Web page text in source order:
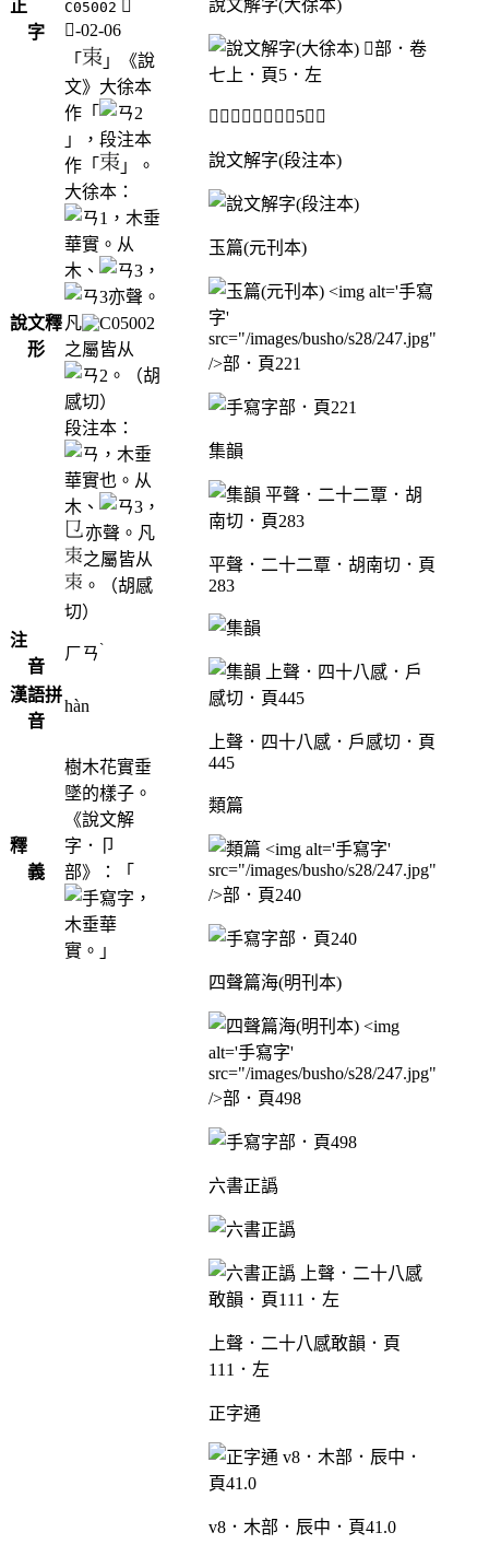
正
字
C05002 𣎺
木-02-06
說文釋
形
「
」《說
文》大徐本
作「
」，段注本
作「
」。
大徐本：
，木垂
華實。从
木、
，
亦聲。
凡
之屬皆从
。（胡
感切）
段注本：
，木垂
華實也。从
木、
，
亦聲。凡
之屬皆从
。（胡感
切）
注
音
ㄏㄢ ˋ
漢語拼
音
hàn
釋
義
樹木花實垂
墜的樣子。
《說文解
字．卩
部》：「
，
木垂華
實。」
說文解字(大徐本)
𣎺部．卷七上．頁5．左
說文解字(段注本)
玉篇(元刊本)
部．頁221
集韻
平聲．二十二覃．胡南切．頁
283
上聲．四十八感．戶感切．頁
445
類篇
部．頁240
四聲篇海(明刊本)
部．頁498
六書正譌
上聲．二十八感敢韻．頁
111．左
正字通
v8．木部．辰中．頁41.0